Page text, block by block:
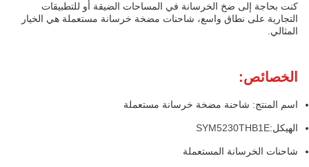
كنت بحاجة إلى ضخ الخرسانة في المساحات الضيقة أو للتطبيقات
التجارية على نطاق واسع، شاحنات مضخة خرسانة مستعملة هي الخيار
المثالي.
الخصائص:
اسم المنتج: شاحنة مضخة خرسانة مستعملة
الهيكل:SYM5230THB1E
شاحنات الخرسانة المستعملة